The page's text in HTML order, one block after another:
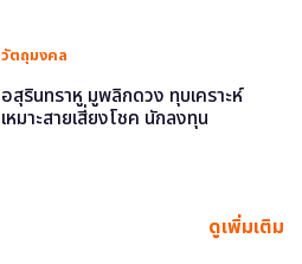
วัตถุมงคล
อสุรินทราหู มูพลิกดวง ทุบเคราะห์
เหมาะสายเสี่ยงโชค นักลงทุน
ดูเพิ่มเติม